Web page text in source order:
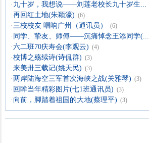
· 九十岁，我想说——刘莲老校长九十岁生...
·再回红土地(朱颖濠) (6)
·三校校友 唱响广州（通讯员） (6)
· 同学、挚友、师傅——沉痛悼念王添同学(...
·六二班70庆寿会(李观云) (4)
·校博之殇续诗(诗侃群) (3)
·来美卅三载记(姚天民) (3)
· 两岸陆海空三军首次海峡之战(关雅琴) (3)
· 回眸当年精彩图片(七1班通讯员) (3)
· 向前，脚踏着祖国的大地(蔡理平) (3)